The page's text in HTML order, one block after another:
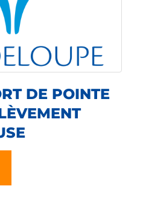
DE POINTE